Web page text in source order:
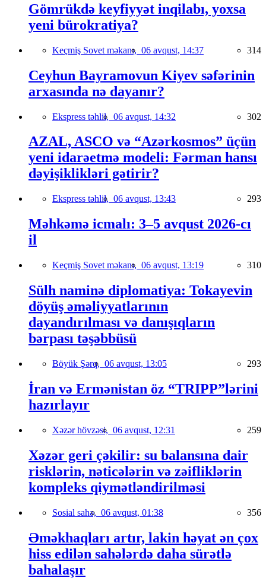
Gömrükdə keyfiyyət inqilabı, yoxsa
yeni bürokratiya?
Keçmiş Sovet məkanı, 06 avqust, 14:37 314
Ceyhun Bayramovun Kiyev səfərinin
arxasında nə dayanır?
Ekspress təhlil, 06 avqust, 14:32 302
AZAL, ASCO və “Azərkosmos” üçün
yeni idarəetmə modeli: Fərman hansı
dəyişiklikləri gətirir?
Ekspress təhlil, 06 avqust, 13:43 293
Məhkəmə icmalı: 3–5 avqust 2026-cı
il
Keçmiş Sovet məkanı, 06 avqust, 13:19 310
Sülh naminə diplomatiya: Tokayevin
döyüş əməliyyatlarının
dayandırılması və danışıqların
bərpası təşəbbüsü
Böyük Şərq, 06 avqust, 13:05 293
İran və Ermənistan öz “TRIPP”lərini
hazırlayır
Xəzər hövzəsi, 06 avqust, 12:31 259
Xəzər geri çəkilir: su balansına dair
risklərin, nəticələrin və zəifliklərin
kompleks qiymətləndirilməsi
Sosial sahə, 06 avqust, 01:38 356
Əməkhaqları artır, lakin həyat ən çox
hiss edilən sahələrdə daha sürətlə
bahalaşır